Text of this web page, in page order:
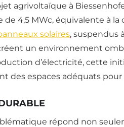
agrivoltaïque à
de 4,5 MWc, équivalente à
solaires, suspendus
un environnement
d’électricité, cette
des espaces adéquats pour
répond non